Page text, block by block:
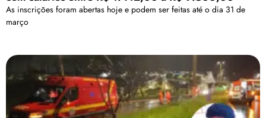
As inscrições foram abertas hoje e podem ser feitas até o dia 31 de
março